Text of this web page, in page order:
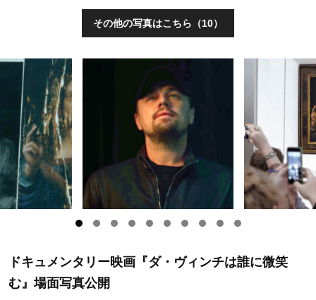
その他の写真はこちら（10）
ドキュメンタリー映画『ダ・ヴィンチは誰に微笑
む』場面写真公開